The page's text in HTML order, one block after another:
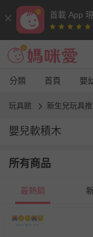
首載 App
分類 首頁 嬰
玩具館 新生兒玩具
嬰兒軟積木
陪伴，激發孩子的創意
所有商品
最熱銷